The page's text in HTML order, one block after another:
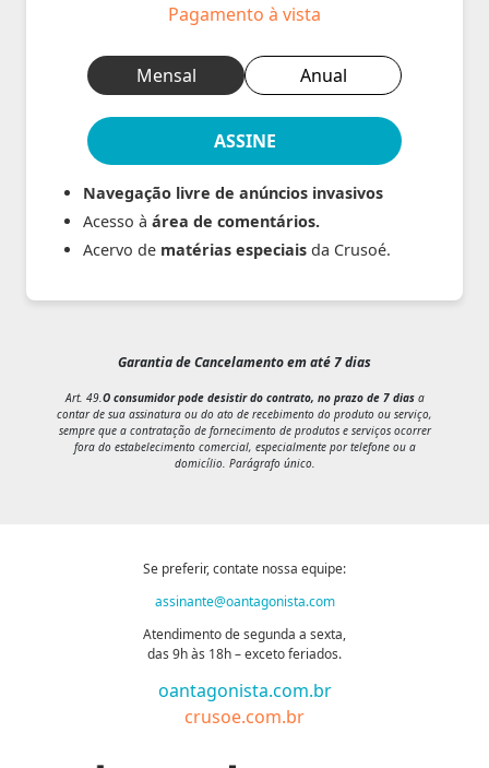
Pagamento à vista
Mensal Anual
ASSINE
Navegação livre de anúncios invasivos
Acesso à área de comentários.
Acervo de matérias especiais da Crusoé.
Garantia de Cancelamento em até 7 dias
Art. 49.O consumidor pode desistir do contrato, no prazo de 7 diasa
contar de sua assinatura ou do ato de recebimento do produto ou serviço,
sempre que a contratação de fornecimento de produtos e serviços ocorrer
fora do estabelecimento comercial, especialmente por telefone ou a
domicílio. Parágrafo único.
oantagonista.com.br
crusoe.com.br
Se preferir, contate nossa equipe:
assinante@oantagonista.com
Atendimento de segunda a sexta,
das 9h às 18h – exceto feriados.